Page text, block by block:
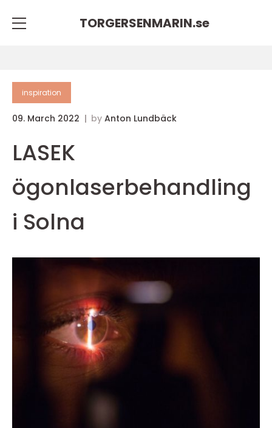
TORGERSENMARIN.se
inspiration
09. March 2022 by Anton Lundbäck
LASEK
ögonlaserbehandling
i Solna